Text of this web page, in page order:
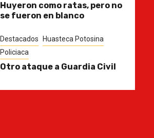
Huyeron como ratas, pero no
se fueron en blanco
Destacados
Huasteca Potosina
Policiaca
Otro ataque a Guardia Civil